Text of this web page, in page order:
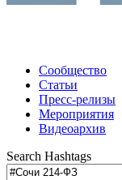
Сообщество
Статьи
Пресс-релизы
Мероприятия
Видеоархив
Search Hashtags